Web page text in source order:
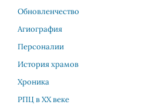
Обновленчество
Агиография
Персоналии
История храмов
Хроника
РПЦ в XX веке